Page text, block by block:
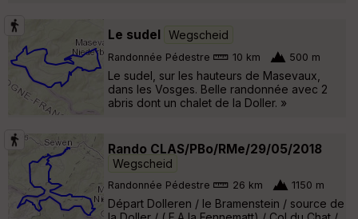
Le sudel Wegscheid
Randonnée Pédestre 10 km 500 m
Le sudel, sur les hauteurs de Masevaux,
dans les Vosges. Belle randonnée avec 2
abris dont un chalet de la Doller. »
Rando CLAS/PBo/RMe/29/05/2018
Wegscheid
Randonnée Pédestre 26 km 1150 m
Départ Dolleren / le Bramenstein / source de